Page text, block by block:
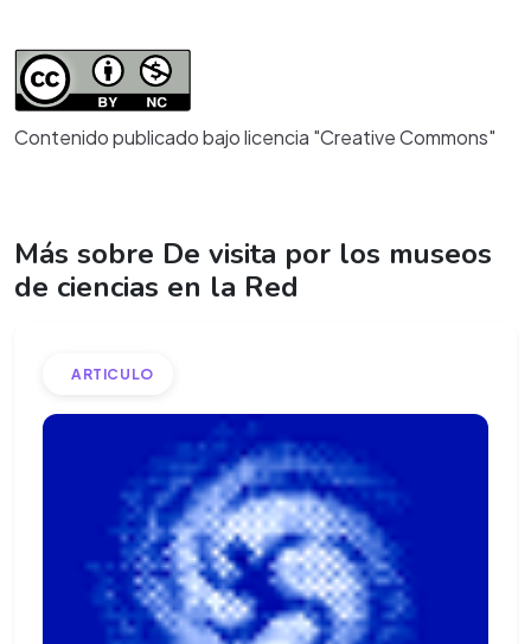
Contenido publicado bajo licencia "Creative Commons"
Más sobre De visita por los museos
de ciencias en la Red
ARTICULO